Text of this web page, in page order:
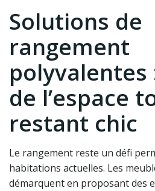
Solutions de
rangement
de l’espace
restant chic
Le rangement reste un défi
habitations actuelles. Les
démarquent en proposant des